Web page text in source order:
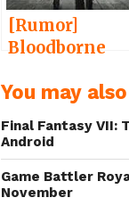
[Rumor]
Bloodborne
ke PC
You may
Final Fantasy VII:
Android
Game Battler
November